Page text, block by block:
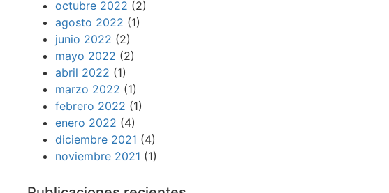
octubre 2022 (2)
agosto 2022 (1)
junio 2022 (2)
mayo 2022 (2)
abril 2022 (1)
marzo 2022 (1)
febrero 2022 (1)
enero 2022 (4)
diciembre 2021 (4)
noviembre 2021 (1)